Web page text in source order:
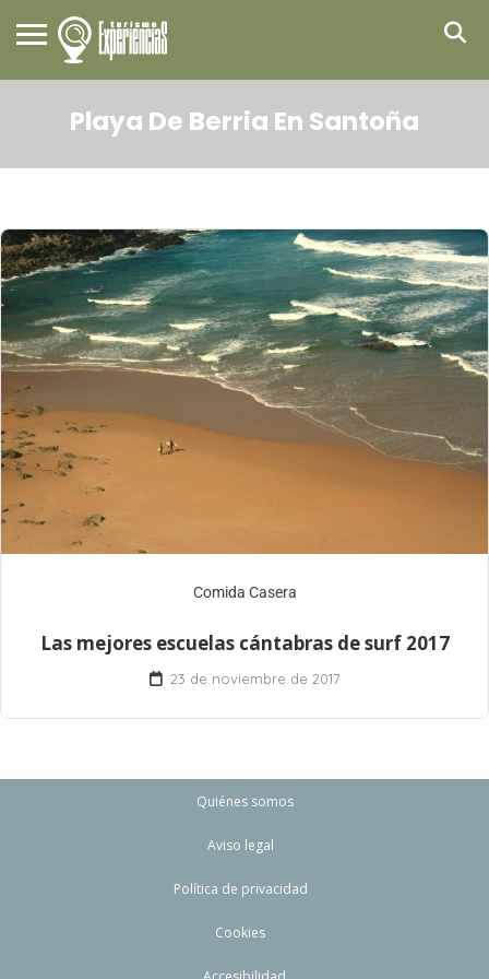
Playa De Berria En Santoña
Comida Casera
Las mejores escuelas cántabras de surf 2017
23 de noviembre de 2017
Quiénes somos
Aviso legal
Política de privacidad
Cookies